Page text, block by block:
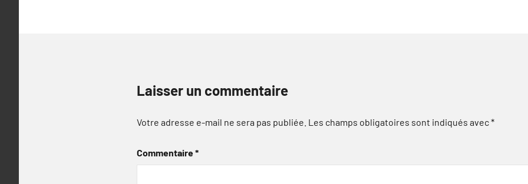
Laisser un commentaire
Votre adresse e-mail ne sera pas publiée. Les champs obligatoires sont indiqués avec*
Commentaire*